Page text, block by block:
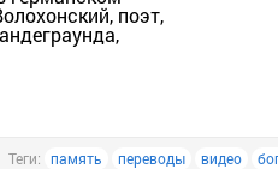
поэт,
Теги: память переводы видео